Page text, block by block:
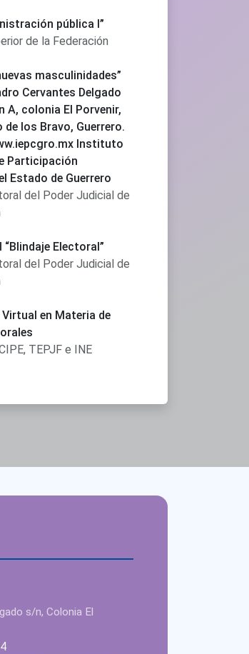
pública I”
de la Federación
masculinidades”
Cervantes Delgado
A, colonia El Porvenir,
de los Bravo, Guerrero.
Instituto
Participación
Estado de Guerrero
del Poder Judicial de
Electoral”
del Poder Judicial de
en Materia de
TEPJF e INE
s/n, Colonia El